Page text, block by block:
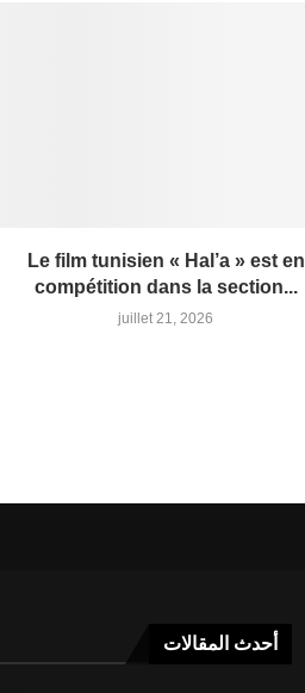
Le film tunisien « Hal’a » est en
compétition dans la section...
juillet 21, 2026
أحدث المقالات